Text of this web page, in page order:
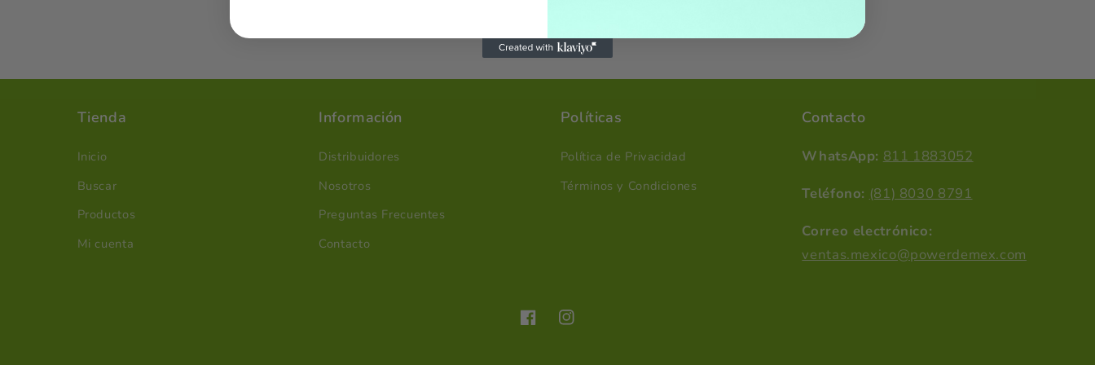
Tienda
Inicio
Buscar
Productos
Mi cuenta
Información
Distribuidores
Nosotros
Preguntas Frecuentes
Contacto
Políticas
Política de Privacidad
Términos y Condiciones
Contacto
WhatsApp: 811 1883052
Teléfono: (81) 8030 8791
Correo electrónico:
ventas.mexico@powerdemex.com
FacebookInstagram